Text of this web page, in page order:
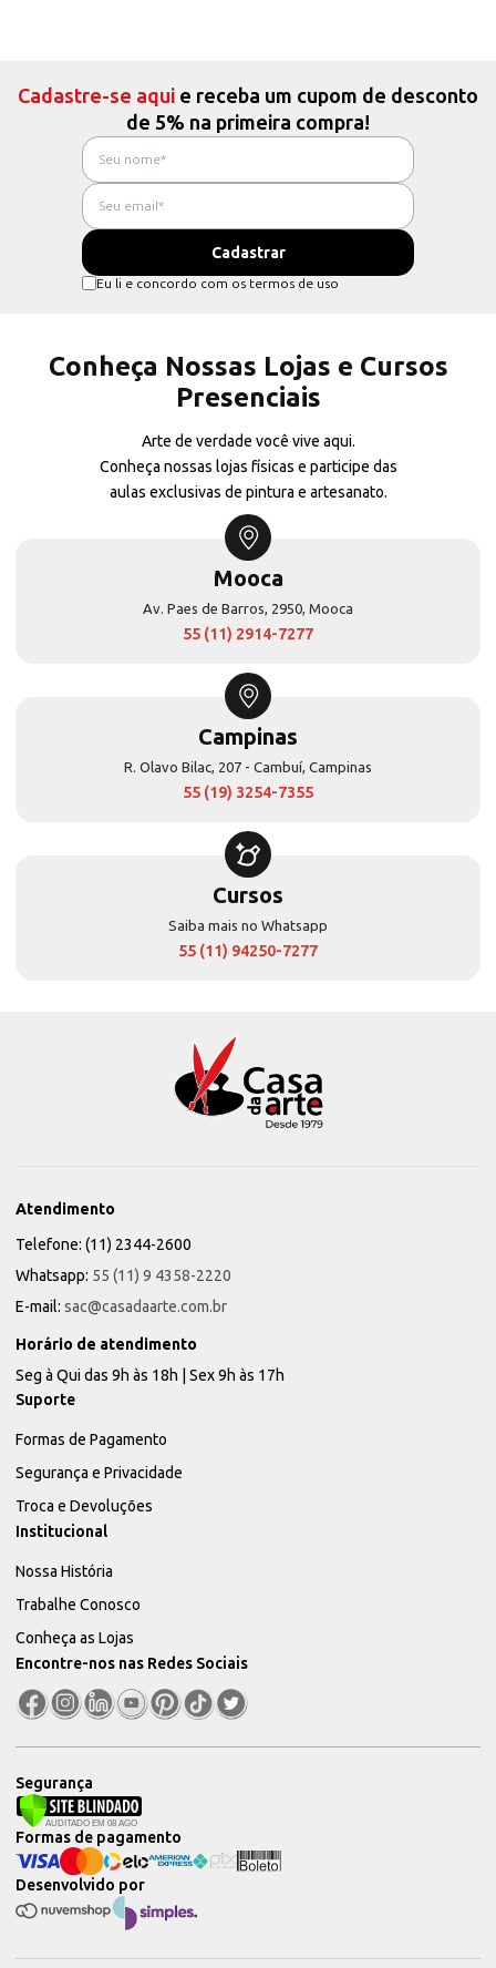
Cadastre-se aqui e receba um cupom de desconto
de 5% na primeira compra!
Eu li e concordo com os termos de uso
Conheça Nossas Lojas e Cursos
Presenciais
Arte de verdade você vive aqui.
Conheça nossas lojas físicas e participe das
aulas exclusivas de pintura e artesanato.
Mooca
Av. Paes de Barros, 2950, Mooca
55 (11) 2914-7277
Campinas
R. Olavo Bilac, 207 - Cambuí, Campinas
55 (19) 3254-7355
Cursos
Saiba mais no Whatsapp
55 (11) 94250-7277
Atendimento
Telefone: (11) 2344-2600
Whatsapp: 55 (11) 9 4358-2220
E-mail: sac@casadaarte.com.br
Horário de atendimento
Seg à Qui das 9h às 18h | Sex 9h às 17h
Suporte
Formas de Pagamento
Segurança e Privacidade
Troca e Devoluções
Institucional
Nossa História
Trabalhe Conosco
Conheça as Lojas
Encontre-nos nas Redes Sociais
Segurança
Desenvolvido por
Formas de pagamento